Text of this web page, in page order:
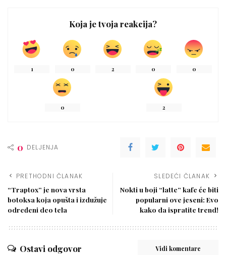
Koja je tvoja reakcija?
1 0 2 0 0
0 2
0 DELJENJA
PRETHODNI ČLANAK
“Traptox” je nova vrsta
botoksa koja opušta i izdužuje
određeni deo tela
SLEDEĆI ČLANAK
Nokti u boji “latte” kafe će biti
popularni ove jeseni: Evo
kako da ispratite trend!
Ostavi odgovor Vidi komentare